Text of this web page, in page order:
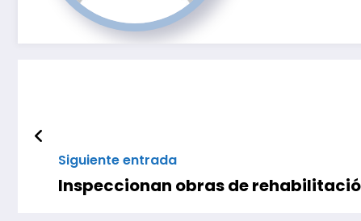
Siguiente entrada
Inspeccionan obras de